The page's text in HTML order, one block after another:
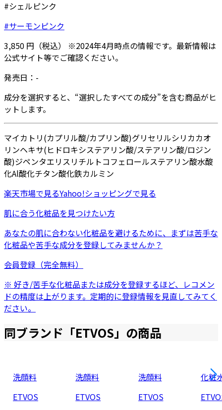
#シェルピンク
#サーモンピンク
3,850 円 （税込） ※2024年4月時点の情報です。最新情報は
公式サイト等でご確認ください。
発売日： -
成分を選択すると、“選択したすべての成分”を含む商品がヒ
ットします。
マイカ トリ(カプリル酸/カプリン酸)グリセリルシリカカオ
リンヘキサ(ヒドロキシステアリン酸/ステアリン酸/ロジン
酸)ジペンタエリスリチル トコフェロールステアリン酸水酸
化Al酸化チタン酸化鉄カルミン
楽天市場で見るYahoo!ショッピングで見る
肌に合う化粧品を見つけたい方
あなたの肌に合わない化粧品を避けるために、まずは苦手な
化粧品や苦手な成分を登録してみませんか？
会員登録（完全無料）
※ 好き/苦手な化粧品または成分を登録するほど、レコメン
ドの精度は上がります。定期的に登録情報を見直してみてく
ださい。
同ブランド「ETVOS」の商品
洗顔料
ETVOS
洗顔料
ETVOS
洗顔料
ETVOS
化粧